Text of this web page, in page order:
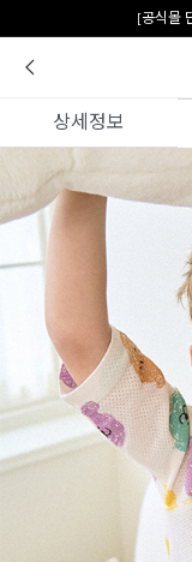
카카오
상세정보